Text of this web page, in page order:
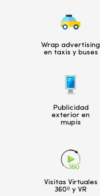
Wrap advertising
en taxis y buses
Publicidad
exterior en
mupis
Visitas Virtuales
360º y VR